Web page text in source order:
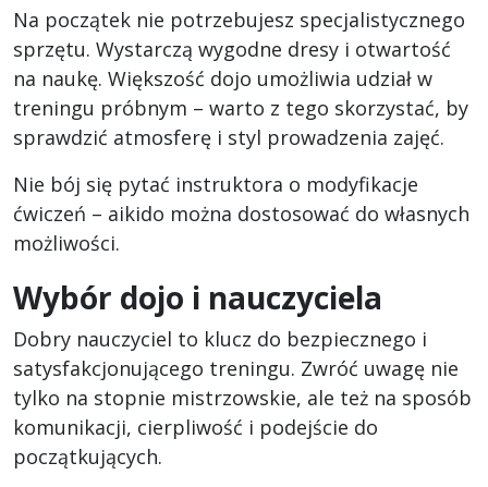
Na początek nie potrzebujesz specjalistycznego
sprzętu. Wystarczą wygodne dresy i otwartość
na naukę. Większość dojo umożliwia udział w
treningu próbnym – warto z tego skorzystać, by
sprawdzić atmosferę i styl prowadzenia zajęć.
Nie bój się pytać instruktora o modyfikacje
ćwiczeń – aikido można dostosować do własnych
możliwości.
Wybór dojo i nauczyciela
Dobry nauczyciel to klucz do bezpiecznego i
satysfakcjonującego treningu. Zwróć uwagę nie
tylko na stopnie mistrzowskie, ale też na sposób
komunikacji, cierpliwość i podejście do
początkujących.